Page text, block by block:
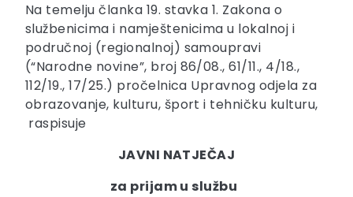
Na temelju članka 19. stavka 1. Zakona o
službenicima i namještenicima u lokalnoj i
područnoj (regionalnoj) samoupravi
(“Narodne novine”, broj 86/08., 61/11., 4/18.,
112/19., 17/25.) pročelnica Upravnog odjela za
obrazovanje, kulturu, šport i tehničku kulturu,
raspisuje
JAVNI NATJEČAJ
za prijam u službu